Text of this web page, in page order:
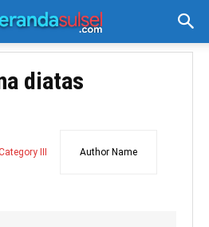
diatas
III Author Name